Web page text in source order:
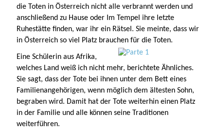
die Toten in Österreich nicht alle verbrannt werden und
anschließend zu Hause oder Im Tempel ihre letzte
Ruhestätte finden, war ihr ein Rätsel. Sie meinte, dass wir
in Österreich so viel Platz brauchen für die Toten.
Eine Schülerin aus Afrika,
welches Land weiß ich nicht mehr, berichtete Ähnliches.
Sie sagt, dass der Tote bei ihnen unter dem Bett eines
Familienangehörigen, wenn möglich dem ältesten Sohn,
begraben wird. Damit hat der Tote weiterhin einen Platz
in der Familie und alle können seine Traditionen
weiterführen.